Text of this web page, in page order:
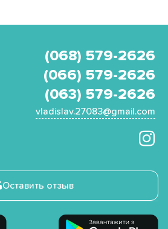
(068) 579-2626
(066) 579-2626
(063) 579-2626
vladislav.27083@gmail.com
Оставить отзыв